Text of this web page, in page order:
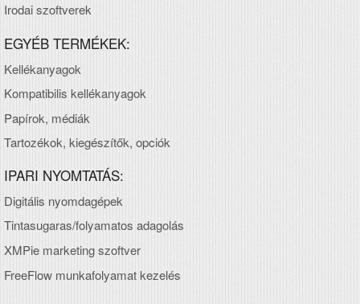
Irodai szoftverek
EGYÉB TERMÉKEK:
Kellékanyagok
Kompatibilis kellékanyagok
Papírok, médiák
Tartozékok, kiegészítők, opciók
IPARI NYOMTATÁS:
Digitális nyomdagépek
Tintasugaras/folyamatos adagolás
XMPie marketing szoftver
FreeFlow munkafolyamat kezelés